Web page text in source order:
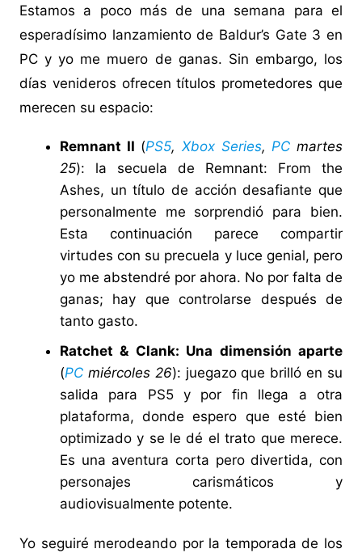
Estamos a poco más de una semana para el
esperadísimo lanzamiento de Baldur’s Gate 3 en
PC y yo me muero de ganas. Sin embargo, los
días venideros ofrecen títulos prometedores que
merecen su espacio:
Remnant II (PS5,Xbox Series,PC martes
25): la secuela de Remnant: From the
Ashes, un título de acción desafiante que
personalmente me sorprendió para bien.
Esta continuación parece compartir
virtudes con su precuela y luce genial, pero
yo me abstendré por ahora. No por falta de
ganas; hay que controlarse después de
tanto gasto.
Ratchet & Clank: Una dimensión aparte
(PCmiércoles 26): juegazo que brilló en su
salida para PS5 y por fin llega a otra
plataforma, donde espero que esté bien
optimizado y se le dé el trato que merece.
Es una aventura corta pero divertida, con
personajes carismáticos y
audiovisualmente potente.
Yo seguiré merodeando por la temporada de los